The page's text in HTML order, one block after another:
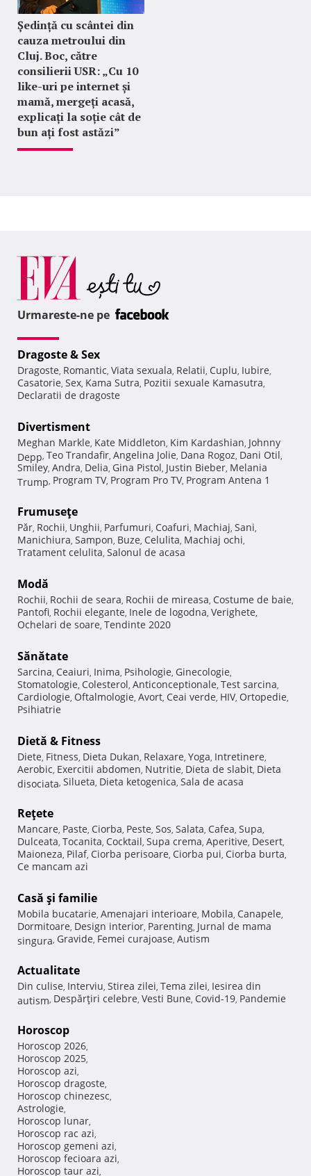
Ședință cu scântei din
cauza metroului din
Cluj. Boc, către
consilierii USR: „Cu 10
like-uri pe internet și
mamă, mergeți acasă,
explicați la soție cât de
bun ați fost astăzi”
Urmareste-ne pe
Dragoste & Sex
Dragoste, Romantic, Viata sexuala, Relatii, Cuplu, Iubire,
Casatorie, Sex, Kama Sutra, Pozitii sexuale Kamasutra,
Declaratii de dragoste
Divertisment
Meghan Markle, Kate Middleton, Kim Kardashian, Johnny
Depp, Teo Trandafir, Angelina Jolie, Dana Rogoz, Dani Otil,
Smiley, Andra, Delia, Gina Pistol, Justin Bieber, Melania
Trump, Program TV, Program Pro TV, Program Antena 1
Frumuseţe
Păr, Rochii, Unghii, Parfumuri, Coafuri, Machiaj, Sani,
Manichiura, Sampon, Buze, Celulita, Machiaj ochi,
Tratament celulita, Salonul de acasa
Modă
Rochii, Rochii de seara, Rochii de mireasa, Costume de baie,
Pantofi, Rochii elegante, Inele de logodna, Verighete,
Ochelari de soare, Tendinte 2020
Sănătate
Sarcina, Ceaiuri, Inima, Psihologie, Ginecologie,
Stomatologie, Colesterol, Anticonceptionale, Test sarcina,
Cardiologie, Oftalmologie, Avort, Ceai verde, HIV, Ortopedie,
Psihiatrie
Dietă & Fitness
Diete, Fitness, Dieta Dukan, Relaxare, Yoga, Intretinere,
Aerobic, Exercitii abdomen, Nutritie, Dieta de slabit, Dieta
disociata, Silueta, Dieta ketogenica, Sala de acasa
Reţete
Mancare, Paste, Ciorba, Peste, Sos, Salata, Cafea, Supa,
Dulceata, Tocanita, Cocktail, Supa crema, Aperitive, Desert,
Maioneza, Pilaf, Ciorba perisoare, Ciorba pui, Ciorba burta,
Ce mancam azi
Casă şi familie
Mobila bucatarie, Amenajari interioare, Mobila, Canapele,
Dormitoare, Design interior, Parenting, Jurnal de mama
singura, Gravide, Femei curajoase, Autism
Actualitate
Din culise, Interviu, Stirea zilei, Tema zilei, Iesirea din
autism, Despărţiri celebre, Vesti Bune, Covid-19, Pandemie
Horoscop
Horoscop 2026,
Horoscop 2025,
Horoscop azi,
Horoscop dragoste,
Horoscop chinezesc,
Astrologie,
Horoscop lunar,
Horoscop rac azi,
Horoscop gemeni azi,
Horoscop fecioara azi,
Horoscop taur azi,